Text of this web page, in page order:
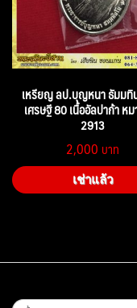
เหรียญ ลป.บุญหนา ธัมมทิ
เศรษฐี 80 เนื้ออัลปาก้า ห
2913
2,000
เช่าแล้ว